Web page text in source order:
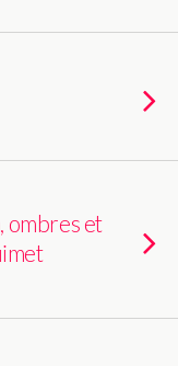
ombres et